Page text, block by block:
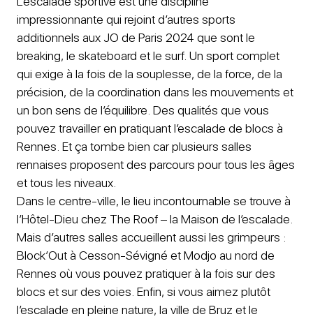
impressionnante qui rejoint d’autres sports
additionnels aux JO de Paris 2024 que sont le
breaking, le skateboard et le surf. Un sport complet
qui exige à la fois de la souplesse, de la force, de la
précision, de la coordination dans les mouvements et
un bon sens de l’équilibre. Des qualités que vous
pouvez travailler en pratiquant l’escalade de blocs à
Rennes. Et ça tombe bien car plusieurs salles
rennaises proposent des parcours pour tous les âges
et tous les niveaux.
Dans le centre-ville, le lieu incontournable se trouve à
l’Hôtel-Dieu chez The Roof – la Maison de l’escalade.
Mais d’autres salles accueillent aussi les grimpeurs :
Block’Out à Cesson-Sévigné et Modjo au nord de
Rennes où vous pouvez pratiquer à la fois sur des
blocs et sur des voies. Enfin, si vous aimez plutôt
l’escalade en pleine nature, la ville de Bruz et le